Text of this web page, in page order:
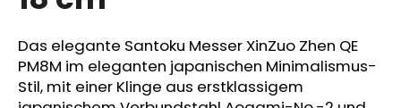
Das elegante Santoku Messer XinZuo Zhen QE
PM8M im eleganten japanischen Minimalismus-
Stil, mit einer Klinge aus erstklassigem
p
e
h
l